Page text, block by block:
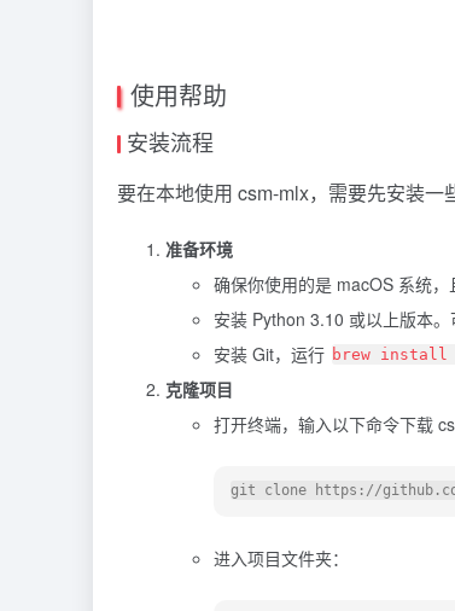
使用帮助
安装流程
要在本地使用 csm-mlx，需要先安装一
准备环境
确保你使用的是 macOS 系统，
安装 Python 3.10 或以上版本
安装 Git，运行 brew
克隆项目
打开终端，输入以下命令下载
进入项目文件夹：